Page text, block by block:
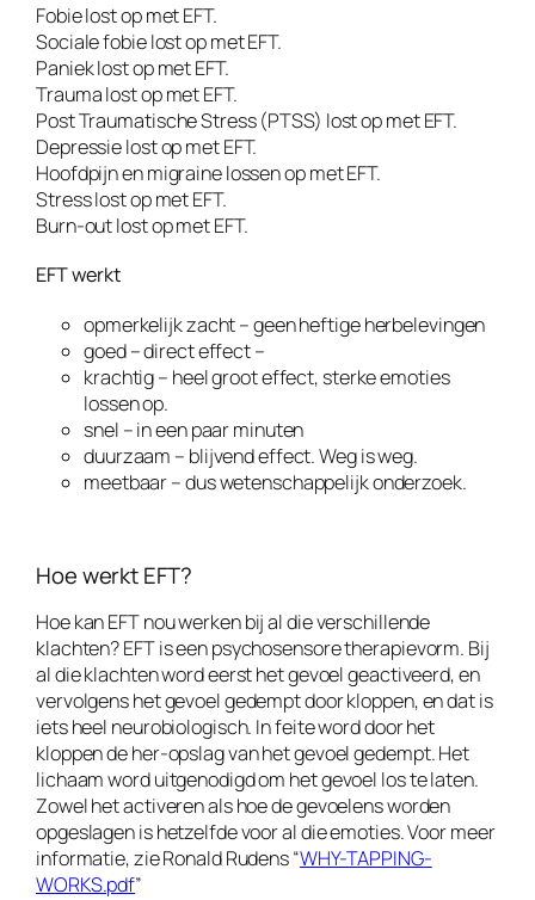
Fobie lost op met EFT.
Sociale fobie lost op met EFT.
Paniek lost op met EFT.
Trauma lost op met EFT.
Post Traumatische Stress (PTSS) lost op met EFT.
Depressie lost op met EFT.
Hoofdpijn en migraine lossen op met EFT.
Stress lost op met EFT.
Burn-out lost op met EFT.
EFT werkt
opmerkelijk zacht – geen heftige herbelevingen
goed – direct effect –
krachtig – heel groot effect, sterke emoties
lossen op.
snel – in een paar minuten
duurzaam – blijvend effect. Weg is weg.
meetbaar – dus wetenschappelijk onderzoek.
Hoe werkt EFT?
Hoe kan EFT nou werken bij al die verschillende
klachten? EFT is een psychosensore therapievorm. Bij
al die klachten word eerst het gevoel geactiveerd, en
vervolgens het gevoel gedempt door kloppen, en dat is
iets heel neurobiologisch. In feite word door het
kloppen de her-opslag van het gevoel gedempt. Het
lichaam word uitgenodigd om het gevoel los te laten.
Zowel het activeren als hoe de gevoelens worden
opgeslagen is hetzelfde voor al die emoties. Voor meer
informatie, zie Ronald Rudens “WHY-TAPPING-
WORKS.pdf”